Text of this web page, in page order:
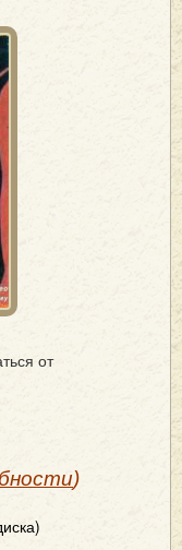
от
)